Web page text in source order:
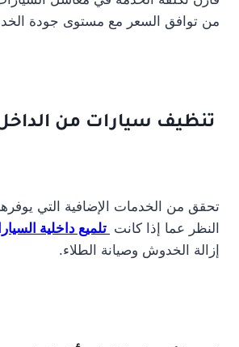
من توافق السعر مع مستوى جودة
تنظيف سيارات من
تحقق من الخدمات الإضافية التي
النظر عما إذا كانت تلميع داخلية
إزالة الخدوش وصيانة الطلاء.